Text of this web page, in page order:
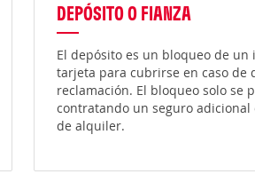
DEPÓSITO O FIANZA
El depósito es un bloqueo de un
tarjeta para cubrirse en caso de
reclamación. El bloqueo solo se
contratando un seguro adicional
de alquiler.